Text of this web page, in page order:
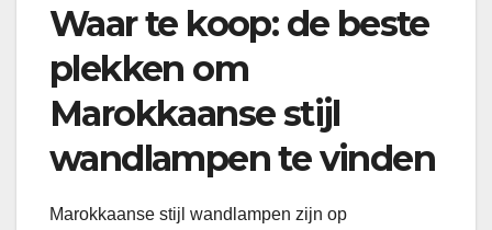
Waar te koop: de beste
plekken om
Marokkaanse stijl
wandlampen te vinden
Marokkaanse stijl wandlampen zijn op